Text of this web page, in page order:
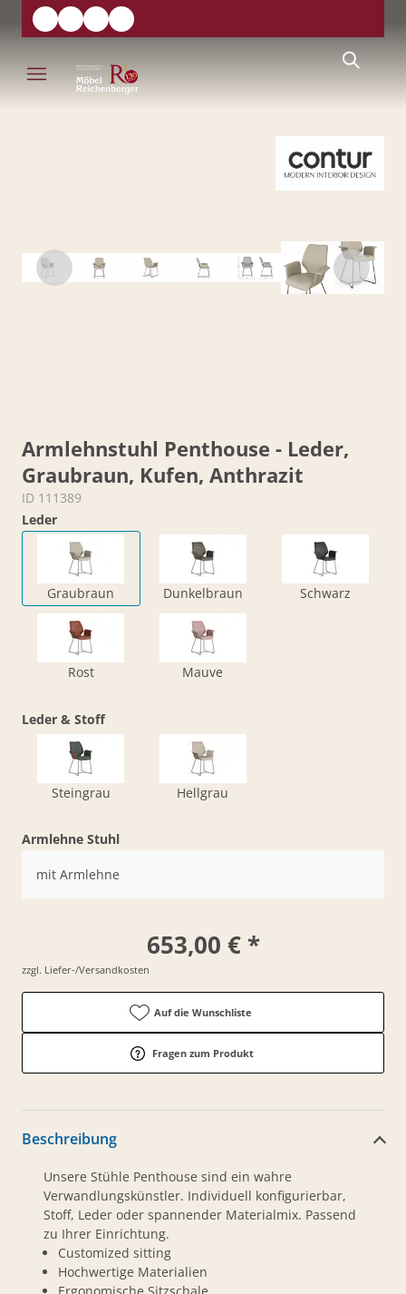
Armlehnstuhl Penthouse - Leder,
Graubraun, Kufen, Anthrazit
ID 111389
Leder
Graubraun Dunkelbraun Schwarz
Rost Mauve
Leder & Stoff
Steingrau Hellgrau
Armlehne Stuhl
mit Armlehne
653,00 € *
zzgl. Liefer-/Versandkosten
Auf die Wunschliste
Fragen zum Produkt
Beschreibung
Unsere Stühle Penthouse sind ein wahre
Verwandlungskünstler. Individuell konfigurierbar,
Stoff, Leder oder spannender Materialmix. Passend
zu Ihrer Einrichtung.
Customized sitting
Hochwertige Materialien